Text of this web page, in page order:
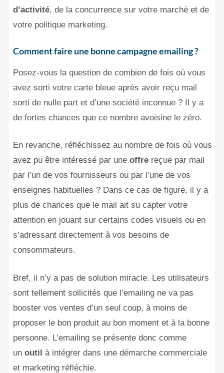
d’activité, de la concurrence sur votre marché et de
votre politique marketing.
Comment faire une bonne campagne emailing ?
Posez-vous la question de combien de fois où vous
avez sorti votre carte bleue après avoir reçu mail
sorti de nulle part et d’une société inconnue ? Il y a
de fortes chances que ce nombre avoisine le zéro.
En revanche, réfléchissez au nombre de fois où vous
avez pu être intéressé par uneoffre reçue par mail
par l’un de vos fournisseurs ou par l’une de vos
enseignes habituelles ? Dans ce cas de figure, il y a
plus de chances que le mail ait su capter votre
attention en jouant sur certains codes visuels ou en
s’adressant directement à vos besoins de
consommateurs.
Bref, il n’y a pas de solution miracle. Les utilisateurs
sont tellement sollicités que l’emailing ne va pas
booster vos ventes d’un seul coup, à moins de
proposer le bon produit au bon moment et à la bonne
personne. L’emailing se présente donc comme
unoutilà intégrer dans une démarche commerciale
et marketing réfléchie.